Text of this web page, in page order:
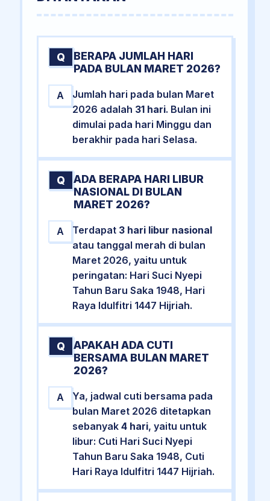
Q
BERAPA JUMLAH HARI
PADA BULAN MARET 2026?
A
Jumlah hari pada bulan Maret
2026 adalah 31 hari. Bulan ini
dimulai pada hari Minggu dan
berakhir pada hari Selasa.
Q
ADA BERAPA HARI LIBUR
NASIONAL DI BULAN
MARET 2026?
A Terdapat 3 hari libur nasional
atau tanggal merah di bulan
Maret 2026, yaitu untuk
peringatan: Hari Suci Nyepi
Tahun Baru Saka 1948, Hari
Raya Idulfitri 1447 Hijriah.
Q
APAKAH ADA CUTI
BERSAMA BULAN MARET
2026?
A
Ya, jadwal cuti bersama pada
bulan Maret 2026 ditetapkan
sebanyak 4 hari, yaitu untuk
libur: Cuti Hari Suci Nyepi
Tahun Baru Saka 1948, Cuti
Hari Raya Idulfitri 1447 Hijriah.